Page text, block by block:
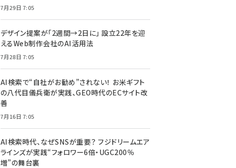
7月29日 7:05
デザイン提案が「2週間→2日に」 設立22年を迎
えるWeb制作会社のAI活用法
7月28日 7:05
AI検索で“自社がお勧め”されない！ お米ギフト
の八代目儀兵衛が実践、GEO時代のECサイト改
善
7月16日 7:05
AI検索時代、なぜSNSが重要？ フジドリームエア
ラインズが実践“フォロワー6倍・UGC200％
増”の舞台裏